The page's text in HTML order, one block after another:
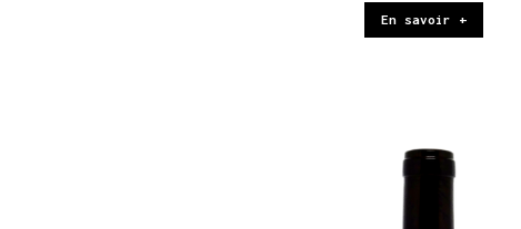
En savoir +